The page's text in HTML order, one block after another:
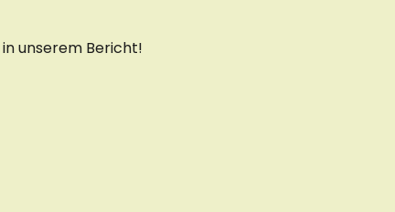
in unserem Bericht!